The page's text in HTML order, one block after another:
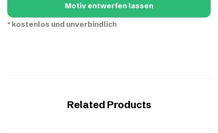
Motiv entwerfen lassen
* kostenlos und unverbindlich
Related Products